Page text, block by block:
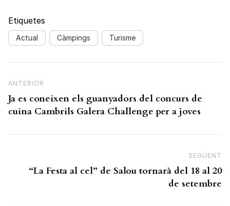
Etiquetes
Actual Càmpings Turisme
Previous Post
ANTERIOR
Ja es coneixen els guanyadors del concurs de
cuina Cambrils Galera Challenge per a joves
SEGÜENT
“La Festa al cel” de Salou tornarà del 18 al 20
de setembre